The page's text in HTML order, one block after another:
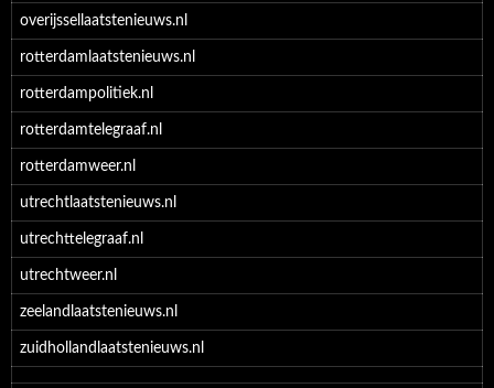
overijssellaatstenieuws.nl
rotterdamlaatstenieuws.nl
rotterdampolitiek.nl
rotterdamtelegraaf.nl
rotterdamweer.nl
utrechtlaatstenieuws.nl
utrechttelegraaf.nl
utrechtweer.nl
zeelandlaatstenieuws.nl
zuidhollandlaatstenieuws.nl